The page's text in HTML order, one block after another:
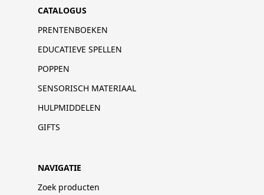
CATALOGUS
PRENTENBOEKEN
EDUCATIEVE SPELLEN
POPPEN
SENSORISCH MATERIAAL
HULPMIDDELEN
GIFTS
NAVIGATIE
Zoek producten